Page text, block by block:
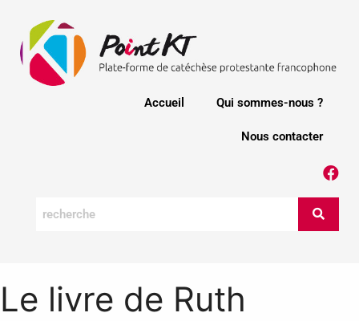
Accueil Qui sommes-nous ?
Nous contacter
Le livre de Ruth